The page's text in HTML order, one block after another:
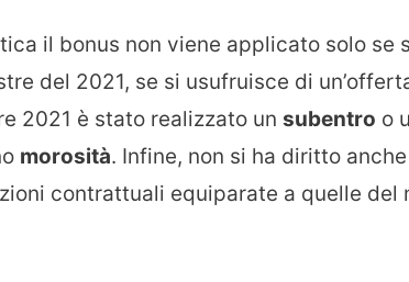
il bonus non viene applicato solo se
del 2021, se si usufruisce di
2021 è stato realizzato un subentro o
morosità. Infine, non si ha diritto
contrattuali equiparate a quelle del